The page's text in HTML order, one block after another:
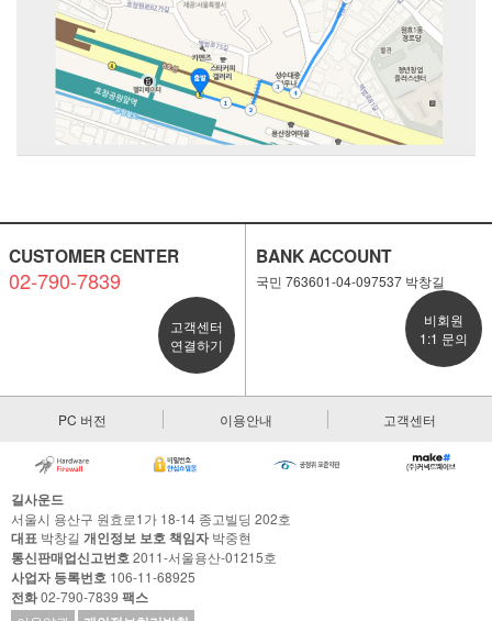
CUSTOMER CENTER
02-790-7839
고객센터
연결하기
BANK ACCOUNT
국민 763601-04-097537 박창길
비회원
1:1 문의
PC 버전 이용안내 고객센터
길사운드
서울시 용산구 원효로1가 18-14 종고빌딩 202호
대표 박창길 개인정보 보호 책임자박중현
통신판매업신고번호2011-서울용산-01215호
사업자 등록번호 106-11-68925
전화02-790-7839 팩스